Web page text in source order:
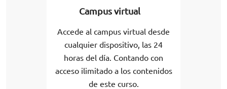
Campus virtual
Accede al campus virtual desde
cualquier dispositivo, las 24
horas del día. Contando con
acceso ilimitado a los contenidos
de este curso.